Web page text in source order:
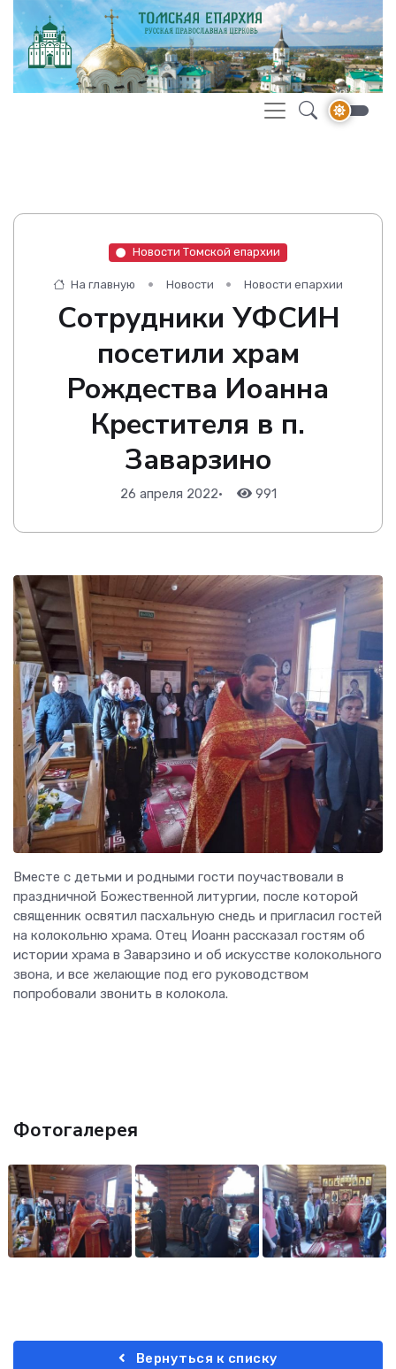
Новости Томской епархии
На главную Новости Новости епархии
Сотрудники УФСИН
посетили храм
Рождества Иоанна
Крестителя в п.
Заварзино
26 апреля 2022• 991
Вместе с детьми и родными гости поучаствовали в
праздничной Божественной литургии, после которой
священник освятил пасхальную снедь и пригласил гостей
на колокольню храма. Отец Иоанн рассказал гостям об
истории храма в Заварзино и об искусстве колокольного
звона, и все желающие под его руководством
попробовали звонить в колокола.
Фотогалерея
Вернуться к списку